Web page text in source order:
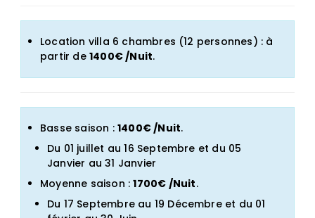
Location villa 6 chambres (12 personnes) : à
partir de 1400€ /Nuit.
Basse saison : 1400€ /Nuit.
Du 01 juillet au 16 Septembre et du 05
Janvier au 31 Janvier
Moyenne saison :1700€ /Nuit.
Du 17 Septembre au 19 Décembre et du 01